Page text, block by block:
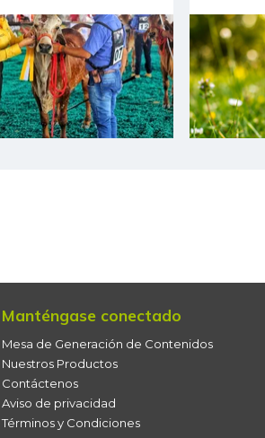
Cebolla larga
Cebolla puerro
Chocolate dulce
Ciruela importada
Ciruela negra
Ciruela negra chilena
Ciruela roja
Manténgase conectado
Mesa de Generación de Contenidos
Nuestros Productos
Contáctenos
Aviso de privacidad
Términos y Condiciones